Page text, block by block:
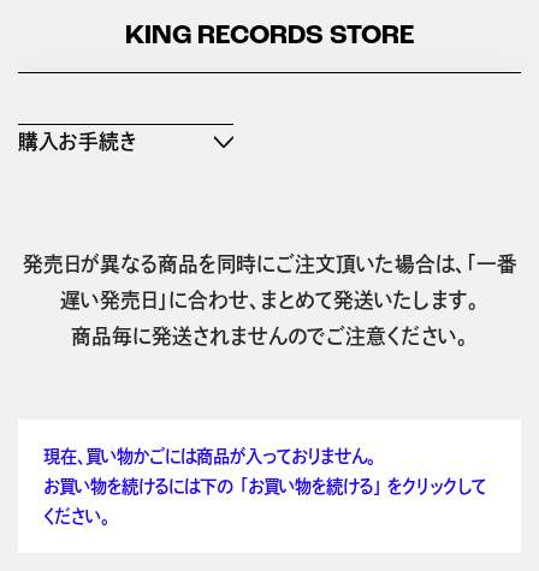
KING RECORDS STORE
購入お手続き
発売日が異なる商品を同時にご注文頂いた場合は、「一番
遅い発売日」に合わせ、まとめて発送いたします。
商品毎に発送されませんのでご注意ください。
現在、買い物かごには商品が入っておりません。
お買い物を続けるには下の 「お買い物を続ける」 をクリックして
ください。